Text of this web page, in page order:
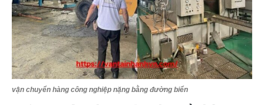
vận chuyển hàng công nghiệp nặng bằng đường biển